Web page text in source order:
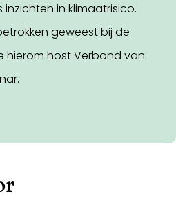
in klimaatrisico.
geweest bij de
hierom host Verbond van